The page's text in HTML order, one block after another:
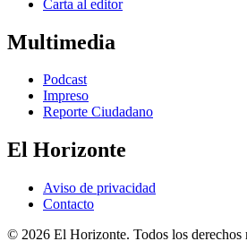
Carta al editor
Multimedia
Podcast
Impreso
Reporte Ciudadano
El Horizonte
Aviso de privacidad
Contacto
© 2026 El Horizonte. Todos los derechos